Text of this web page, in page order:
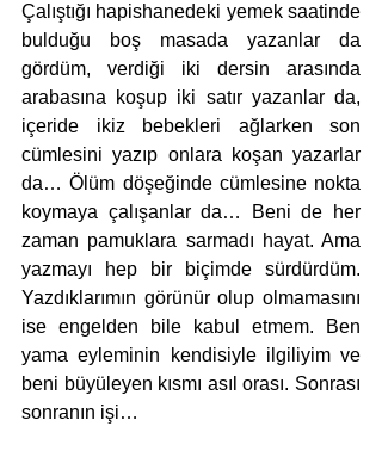
Çalıştığı hapishanedeki yemek saatinde
bulduğu boş masada yazanlar da
gördüm, verdiği iki dersin arasında
arabasına koşup iki satır yazanlar da,
içeride ikiz bebekleri ağlarken son
cümlesini yazıp onlara koşan yazarlar
da… Ölüm döşeğinde cümlesine nokta
koymaya çalışanlar da… Beni de her
zaman pamuklara sarmadı hayat. Ama
yazmayı hep bir biçimde sürdürdüm.
Yazdıklarımın görünür olup olmamasını
ise engelden bile kabul etmem. Ben
yama eyleminin kendisiyle ilgiliyim ve
beni büyüleyen kısmı asıl orası. Sonrası
sonranın işi…